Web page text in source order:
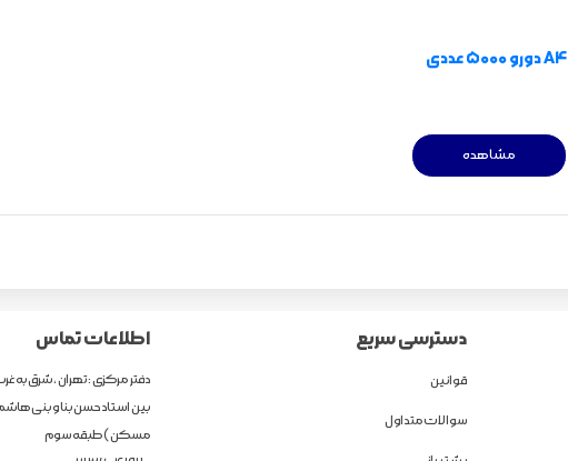
A4 دورو 5000 عددی
مشاهده
دسترسی سریع
قوانین
سوالات متداول
اطلاعات تماس
دفتر مرکزی : تهران ، شرق به
مسکن ) طبقه سوم